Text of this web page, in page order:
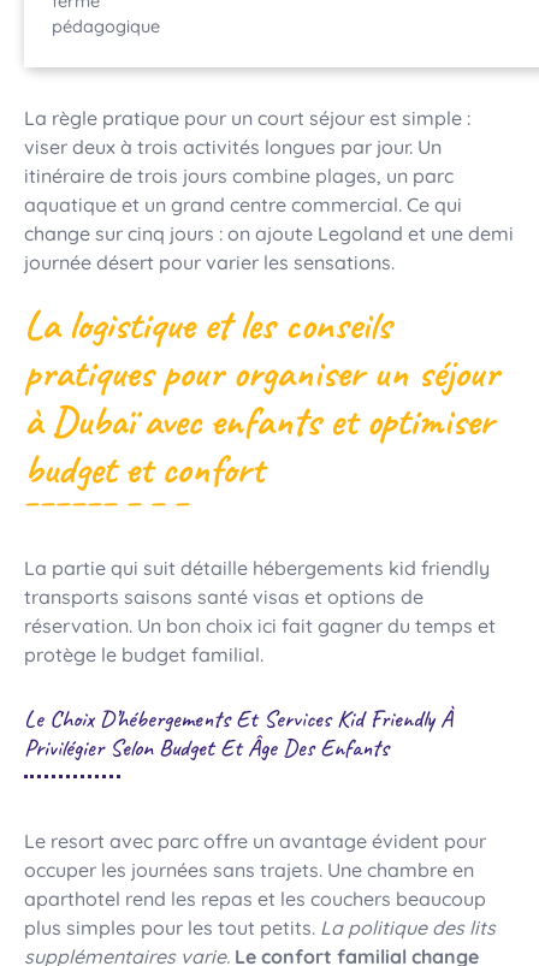
pédagogique
La règle pratique pour un court séjour est simple :
viser deux à trois activités longues par jour. Un
itinéraire de trois jours combine plages, un parc
aquatique et un grand centre commercial. Ce qui
change sur cinq jours : on ajoute Legoland et une demi
journée désert pour varier les sensations.
La logistique et les conseils
pratiques pour organiser un séjour
à Dubaï avec enfants et optimiser
budget et confort
La partie qui suit détaille hébergements kid friendly
transports saisons santé visas et options de
réservation. Un bon choix ici fait gagner du temps et
protège le budget familial.
Le Choix D’hébergements Et Services Kid Friendly À
Privilégier Selon Budget Et Âge Des Enfants
Le resort avec parc offre un avantage évident pour
occuper les journées sans trajets. Une chambre en
aparthotel rend les repas et les couchers beaucoup
plus simples pour les tout petits. La politique des lits
supplémentaires varie. Le confort familial change